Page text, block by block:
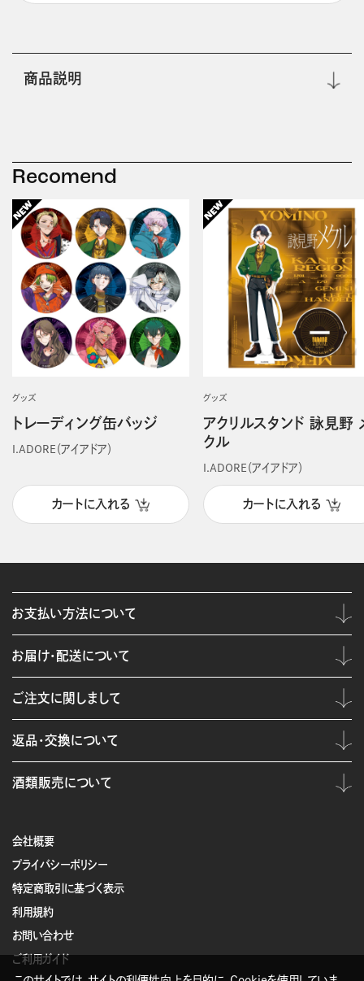
商品説明
Recomend
グッズ
トレーディング缶バッジ
I.ADORE（アイアドア）
カートに入れる
グッズ
アクリルスタンド 詠見野
クル
I.ADORE（アイアドア）
カートに入れる
会社概要
プライバシーポリシー
特定商取引に基づく表示
利用規約
お問い合わせ
ご利用ガイド
お支払い方法について
お届け・配送について
ご注文に関しまして
返品・交換について
酒類販売について